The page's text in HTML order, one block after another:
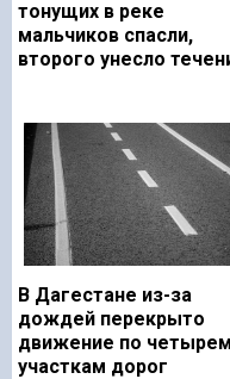
тонущих в реке
мальчиков спасли,
второго унесло
В Дагестане из-за
дождей перекрыто
движение по четырем
участкам дорог